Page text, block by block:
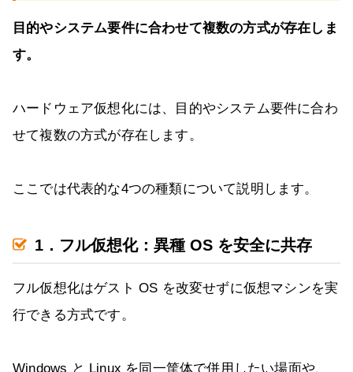
目的やシステム要件に合わせて複数の方式が存在しま
す。
ハードウェア仮想化には、目的やシステム要件に合わ
せて複数の方式が存在します。
ここでは代表的な4つの種類について説明します。
1．フル仮想化：異種 OS を安全に共存
フル仮想化はゲスト OS を改変せずに仮想マシンを実
行できる方式です。
Windows と Linux を同一筐体で併用したい場面や、